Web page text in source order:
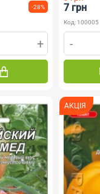
-28%
+
7 грн
Код: 100005
-
АКЦІЯ